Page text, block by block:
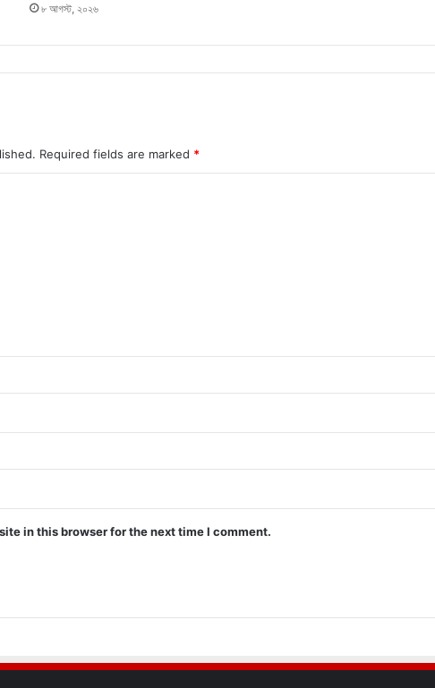
৮ আগস্ট, ২০২৬
Required fields are marked *
in this browser for the next time I comment.